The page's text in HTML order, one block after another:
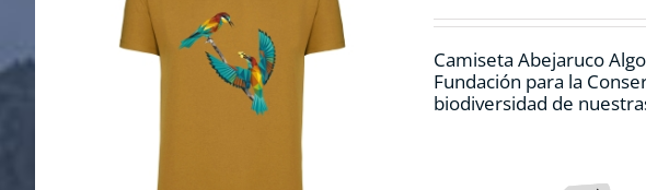
Camiseta Abejaruco
Fundación para la
biodiversidad de